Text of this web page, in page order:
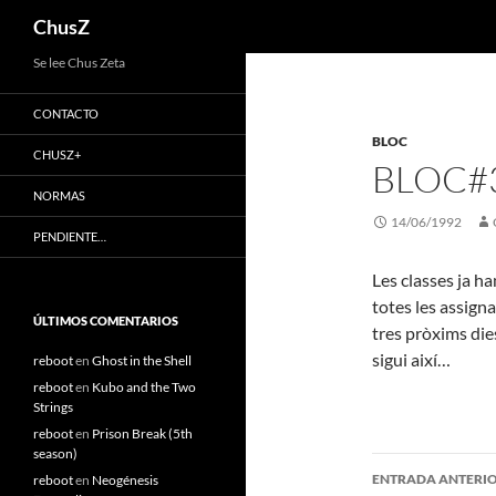
Saltar
al
contenido
ChusZ
BLOC
14/06/1992
Les classes ja
totes les
tres pròxims
sigui així…
ENTRADA
Se lee Chus Zeta
CONTACTO
CHUSZ+
NORMAS
PENDIENTE…
ÚLTIMOS COMENTARIOS
rebooten Ghost in the Shell
rebooten Kubo and the Two
Strings
rebooten Prison Break (5th
season)
rebooten Neogénesis